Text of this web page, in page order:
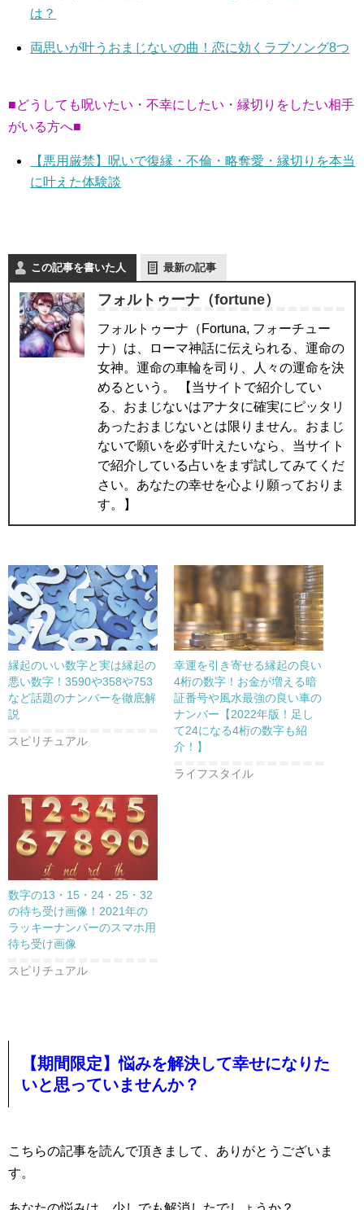
は？
両思いが叶うおまじないの曲！恋に効くラブソング8つ
■どうしても呪いたい・不幸にしたい・縁切りをしたい相手
がいる方へ■
【悪用厳禁】呪いで復縁・不倫・略奪愛・縁切りを本当
に叶えた体験談
この記事を書いた人 最新の記事
フォルトゥーナ（fortune）
フォルトゥーナ（Fortuna, フォーチュー
ナ）は、ローマ神話に伝えられる、運命の
女神。運命の車輪を司り、人々の運命を決
めるという。 【当サイトで紹介してい
る、おまじないはアナタに確実にピッタリ
あったおまじないとは限りません。おまじ
ないで願いを必ず叶えたいなら、当サイト
で紹介している占いをまず試してみてくだ
さい。あなたの幸せを心より願っておりま
す。】
縁起のいい数字と実は縁起の
悪い数字！3590や358や753
など話題のナンバーを徹底解
説
スピリチュアル
幸運を引き寄せる縁起の良い
4桁の数字！お金が増える暗
証番号や風水最強の良い車の
ナンバー【2022年版！足し
て24になる4桁の数字も紹
介！】
ライフスタイル
数字の13・15・24・25・32
の待ち受け画像！2021年の
ラッキーナンバーのスマホ用
待ち受け画像
スピリチュアル
【期間限定】悩みを解決して幸せになりた
いと思っていませんか？
こちらの記事を読んで頂きまして、ありがとうございま
す。